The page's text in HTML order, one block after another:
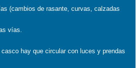
(cambios de rasante, curvas, calzadas
vías.
hay que circular con luces y prendas